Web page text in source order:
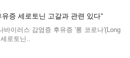
유증 세로토닌 고갈과 관련 있다”
바이러스 감염증 후유증 '롱 코로나'(Long
로토닌..